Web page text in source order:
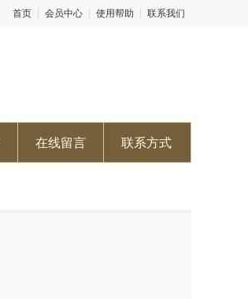
首页 会员中心 使用帮助 联系我们
在线留言 联系方式